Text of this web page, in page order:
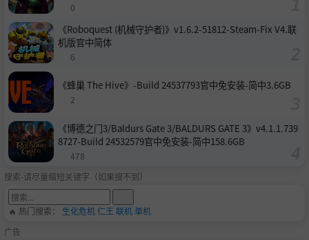
0
《Roboquest (机械守护者)》v1.6.2-51812-Steam-Fix V4.联
机版官中简体
6
《蜂巢 The Hive》-Build 24537793官中免安装-简中3.6GB
2
《博德之门3/Baldurs Gate 3/BALDURS GATE 3》v4.1.1.739
8727-Build 24532579官中免安装-简中158.6GB
478
搜索-请尽量缩短关键字（如果搜不到）
🔥 热门搜索： 生化危机仁王联机单机
广告